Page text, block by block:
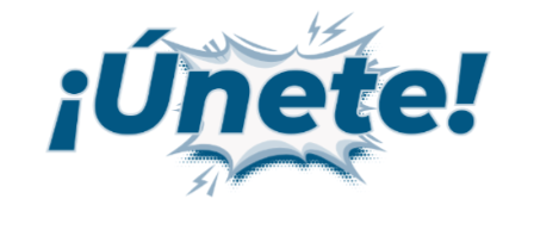
No soy un robot
Enviar
LO MÁS VISTO